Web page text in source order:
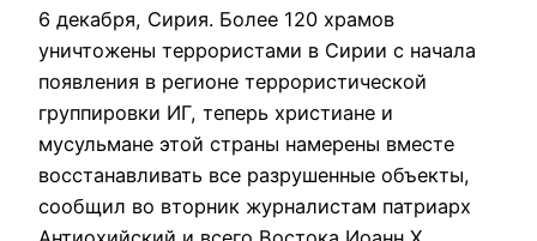
6 декабря, Сирия. Более 120 храмов
уничтожены террористами в Сирии с начала
появления в регионе террористической
группировки ИГ, теперь христиане и
мусульмане этой страны намерены вместе
восстанавливать все разрушенные объекты,
сообщил во вторник журналистам патриарх